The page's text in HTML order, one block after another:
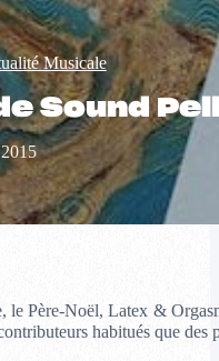
Musicale
Sound
le Père-Noël, Latex &
habitués que